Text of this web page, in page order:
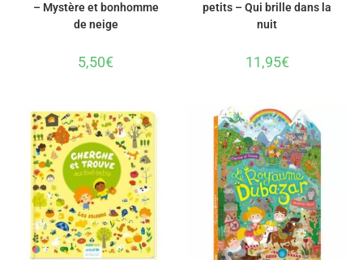
– Mystère et bonhomme
de neige
5,50€
petits – Qui brille dans la
nuit
11,95€